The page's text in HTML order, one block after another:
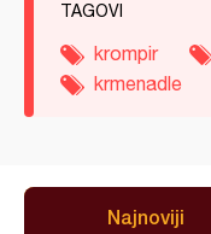
TAGOVI
krompir
krmenadle
Najnoviji